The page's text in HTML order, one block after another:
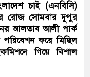
চাই (এনবিসি)
রোজ সোমবার দুপুর
আলতাব আলী পার্ক
পরিবেশন করে মিছিল
গিয়ে বিশাল